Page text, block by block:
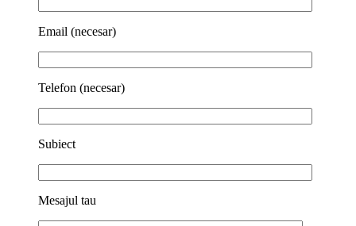
Email (necesar)
Telefon (necesar)
Subiect
Mesajul tau